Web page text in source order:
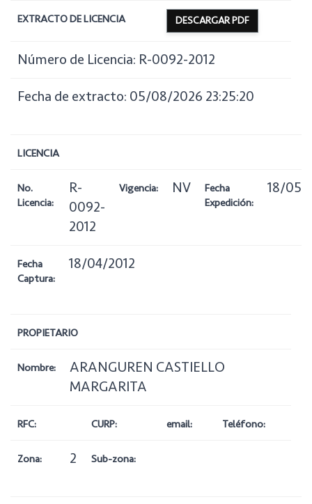
EXTRACTO DE LICENCIA DESCARGAR PDF
Número de Licencia: R-0092-2012
Fecha de extracto: 05/08/2026 23:25:20
LICENCIA
No.
Licencia:
R-
0092-
2012
Vigencia: NV
Fecha
Expedición:
18/05/
Fecha
Captura:
18/04/2012
PROPIETARIO
Nombre:
ARANGUREN CASTIELLO
MARGARITA
RFC: CURP: email: Teléfono:
Zona: 2 Sub-zona: